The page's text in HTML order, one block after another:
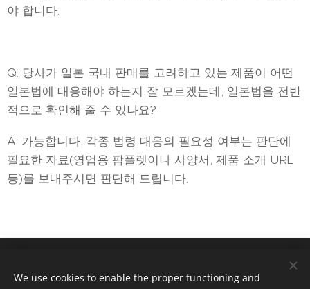
야 합니다.
Q: 당사가 일본 국내 판매를 고려하고 있는 제품이 어떤
일본법에 대응해야 하는지 잘 모르겠는데, 일본법을 전반
적으로 확인해 줄 수 있나요?
A: 가능합니다. 각종 법령 대응의 필요성 여부는 판단에
필요한 자료(영업용 팜플렛이나 사양서, 제품 소개 URL
등)를 보내주시면 판단해 드립니다.
Tokyo Office : 28F,Taiyo Life Insurance Bldg. 2-16-2, Konan,
Minato city , Tokyo. Japan
We use cookies to enable the proper functioning and